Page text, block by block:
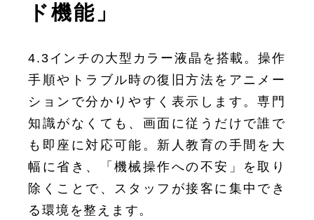
ド機能」
4.3インチの大型カラー液晶を搭載。操作
手順やトラブル時の復旧方法をアニメー
ションで分かりやすく表示します。専門
知識がなくても、画面に従うだけで誰で
も即座に対応可能。新人教育の手間を大
幅に省き、「機械操作への不安」を取り
除くことで、スタッフが接客に集中でき
る環境を整えます。